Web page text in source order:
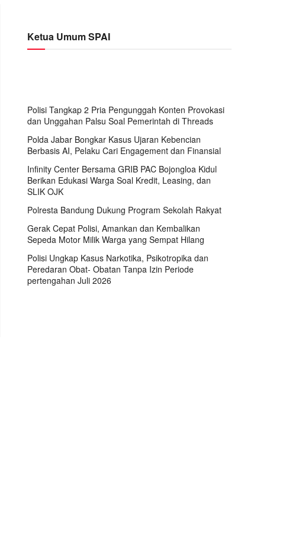
Ketua Umum SPAI
Polisi Tangkap 2 Pria Pengunggah Konten Provokasi
dan Unggahan Palsu Soal Pemerintah di Threads
Polda Jabar Bongkar Kasus Ujaran Kebencian
Berbasis AI, Pelaku Cari Engagement dan Finansial
Infinity Center Bersama GRIB PAC Bojongloa Kidul
Berikan Edukasi Warga Soal Kredit, Leasing, dan
SLIK OJK
Polresta Bandung Dukung Program Sekolah Rakyat
Gerak Cepat Polisi, Amankan dan Kembalikan
Sepeda Motor Milik Warga yang Sempat Hilang
Polisi Ungkap Kasus Narkotika, Psikotropika dan
Peredaran Obat- Obatan Tanpa Izin Periode
pertengahan Juli 2026